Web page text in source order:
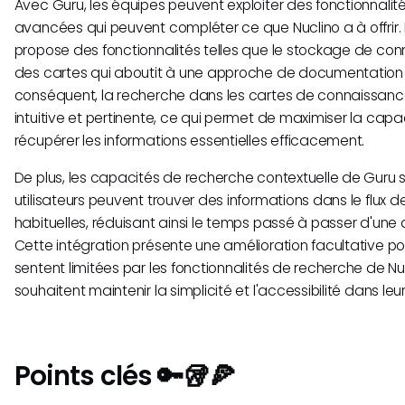
Avec Guru, les équipes peuvent exploiter des
avancées qui peuvent compléter ce que Nuclino a à offrir.
propose des fonctionnalités telles que le stockage de
des cartes qui aboutit à une approche de documentation
conséquent, la recherche dans les cartes de
intuitive et pertinente, ce qui permet de maximiser la
récupérer les informations essentielles efficacement.
De plus, les capacités de recherche contextuelle de Guru
utilisateurs peuvent trouver des informations dans le flux
habituelles, réduisant ainsi le temps passé à passer
Cette intégration présente une amélioration facultative
sentent limitées par les fonctionnalités de recherche de
souhaitent maintenir la simplicité et l'accessibilité dans
Points clés 🔑🥡🍕